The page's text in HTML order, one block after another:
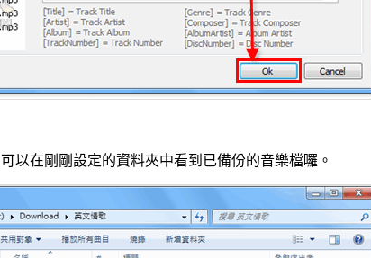
以在剛剛設定的資料夾中看到已備份的音樂檔囉。